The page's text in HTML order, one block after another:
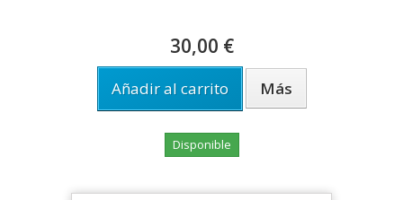
30,00 €
Añadir al carrito Más
Disponible